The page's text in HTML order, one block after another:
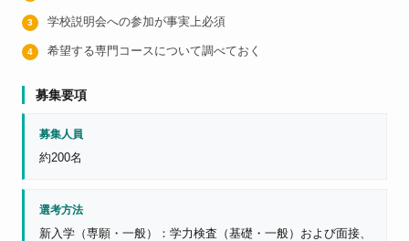
学校説明会への参加が事実上必須
希望する専門コースについて調べておく
募集要項
募集人員
約200名
選考方法
新入学（専願・一般）：学力検査（基礎・一般）および面接、